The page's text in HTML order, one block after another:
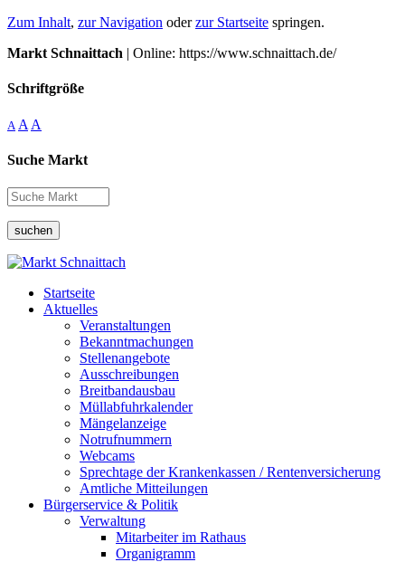
Zum Inhalt, zur Navigation oderzur Startseite springen.
Markt Schnaittach | Online: https://www.schnaittach.de/
Schriftgröße
A A A
Suche Markt
suchen
Startseite
Aktuelles
Veranstaltungen
Bekanntmachungen
Stellenangebote
Ausschreibungen
Breitbandausbau
Müllabfuhrkalender
Mängelanzeige
Notrufnummern
Webcams
Sprechtage der Krankenkassen / Rentenversicherung
Amtliche Mitteilungen
Bürgerservice & Politik
Verwaltung
Mitarbeiter im Rathaus
Organigramm